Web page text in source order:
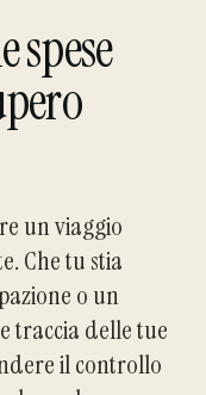
un viaggio
Che tu stia
o un
traccia delle tue
il controllo